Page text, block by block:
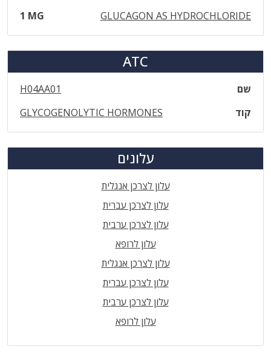
GLUCAGON AS HYDROCHLORIDE
1 MG
ATC
שם
H04AA01
קוד
GLYCOGENOLYTIC HORMONES
עלונים
עלון לצרכן אנגלית
עלון לצרכן עברית
עלון לצרכן ערבית
עלון לרופא
עלון לצרכן אנגלית
עלון לצרכן עברית
עלון לצרכן ערבית
עלון לרופא